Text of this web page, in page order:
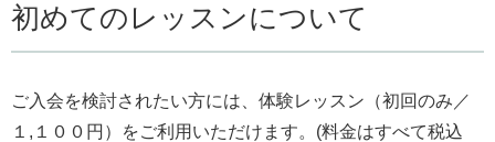
初めてのレッスンについて
ご入会を検討されたい方には、体験レッスン（初回のみ／
１,１００円）をご利用いただけます。(料金はすべて税込